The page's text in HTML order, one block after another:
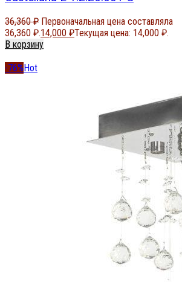
36,360₽ Первоначальная цена составляла
36,360 ₽.14,000 ₽Текущая цена: 14,000 ₽.
В корзину
-76%Hot